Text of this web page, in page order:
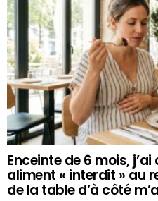
Enceinte de 6 mois,
aliment « interdit » au
de la table d’à côté